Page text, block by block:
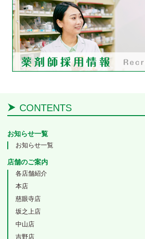
CONTENTS
お知らせ一覧
お知らせ一覧
店舗のご案内
各店舗紹介
本店
慈眼寺店
坂之上店
中山店
吉野店